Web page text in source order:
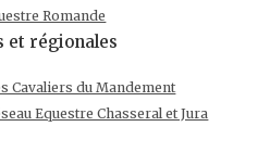
Romande
et régionales
Cavaliers du Mandement
Equestre Chasseral et Jura